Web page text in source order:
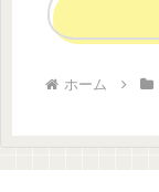
ホーム